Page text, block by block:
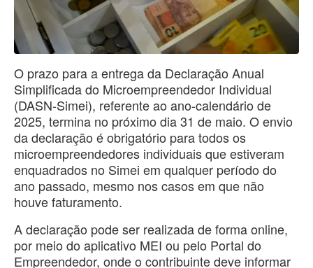
O prazo para a entrega da Declaração Anual
Simplificada do Microempreendedor Individual
(DASN-Simei), referente ao ano-calendário de
2025, termina no próximo dia 31 de maio. O envio
da declaração é obrigatório para todos os
microempreendedores individuais que estiveram
enquadrados no Simei em qualquer período do
ano passado, mesmo nos casos em que não
houve faturamento.
A declaração pode ser realizada de forma online,
por meio do aplicativo MEI ou pelo Portal do
Empreendedor, onde o contribuinte deve informar